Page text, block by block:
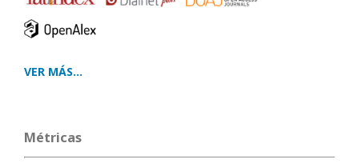
VER MÁS...
Métricas